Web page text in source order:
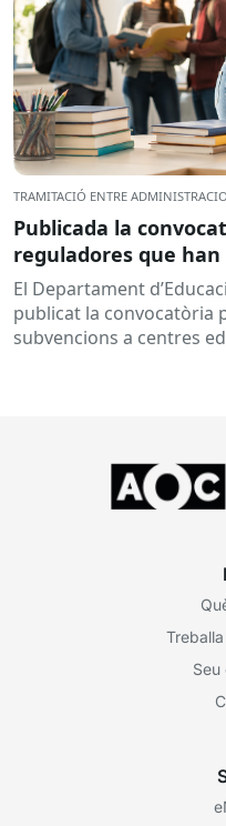
A partir del 20 de juliol,
millores als formularis
disponibles a EACAT
l’objectiu de...
reguladores que
subvencions a
desenvolupament
El Departament
publicat la convocatòria